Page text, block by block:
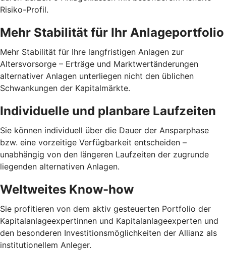
Risiko-Profil.
Mehr Stabilität für Ihr Anlage­portfolio
Mehr Stabilität für Ihre langfristigen Anlagen zur
Altersvorsorge – Erträge und Marktwertänderungen
alternativer Anlagen unterliegen nicht den üblichen
Schwankungen der Kapitalmärkte.
Individuelle und planbare Laufzeiten
Sie können individuell über die Dauer der Ansparphase
bzw. eine vorzeitige Verfügbarkeit entscheiden –
unabhängig von den längeren Laufzeiten der zugrunde
liegenden alternativen Anlagen.
Weltweites Know-how
Sie profitieren von dem aktiv gesteuerten Portfolio der
Kapitalanlageexpertinnen und Kapitalanlageexperten und
den besonderen Investitionsmöglichkeiten der Allianz als
institutionellem Anleger.